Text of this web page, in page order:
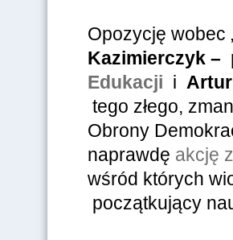
Opozycję wobec
Kazimierczyk –
Edukacji i
tego złego,
Obrony
naprawdę akcję
wśród których
początkujący